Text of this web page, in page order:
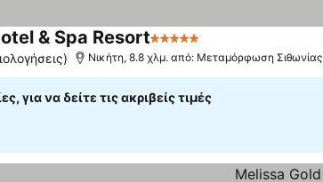
& Spa Resort5 Αστέρια
Νικήτη, 8.8 χλμ. από: Μεταμόρφωση Σιθωνίας
για να δείτε τις ακριβείς τιμές